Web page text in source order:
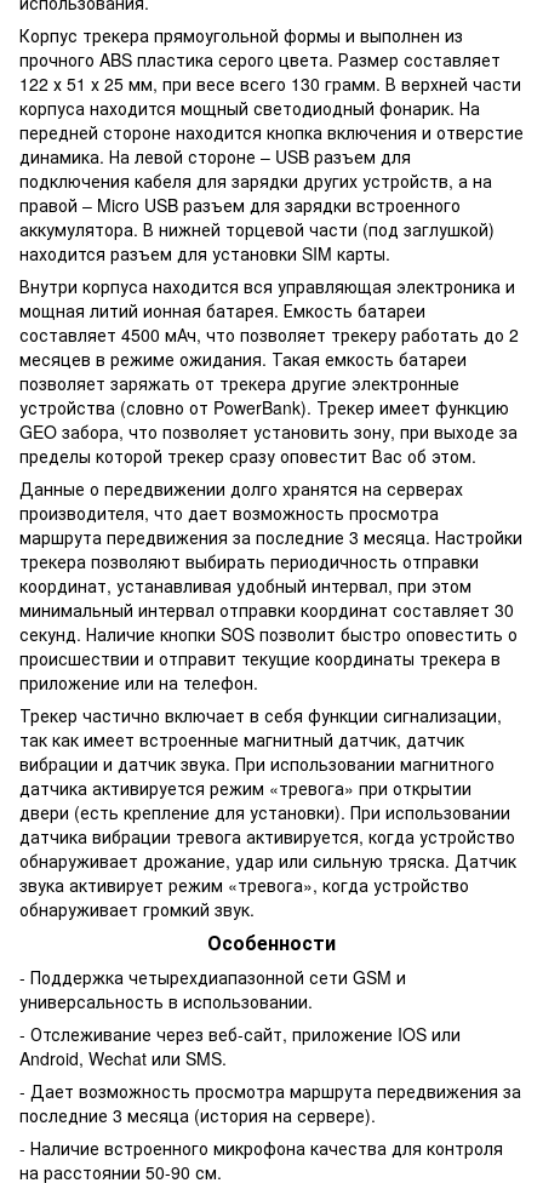
Корпус трекера прямоугольной формы и выполнен из
прочного ABS пластика серого цвета. Размер составляет
122 х 51 х 25 мм, при весе всего 130 грамм. В верхней части
корпуса находится мощный светодиодный фонарик. На
передней стороне находится кнопка включения и отверстие
динамика. На левой стороне – USB разъем для
подключения кабеля для зарядки других устройств, а на
правой – Micro USB разъем для зарядки встроенного
аккумулятора. В нижней торцевой части (под заглушкой)
находится разъем для установки SIM карты.
Внутри корпуса находится вся управляющая электроника и
мощная литий ионная батарея. Емкость батареи
составляет 4500 мАч, что позволяет трекеру работать до 2
месяцев в режиме ожидания. Такая емкость батареи
позволяет заряжать от трекера другие электронные
устройства (словно от PowerBank). Трекер имеет функцию
GEO забора, что позволяет установить зону, при выходе за
пределы которой трекер сразу оповестит Вас об этом.
Данные о передвижении долго хранятся на серверах
производителя, что дает возможность просмотра
маршрута передвижения за последние 3 месяца. Настройки
трекера позволяют выбирать периодичность отправки
координат, устанавливая удобный интервал, при этом
минимальный интервал отправки координат составляет 30
секунд. Наличие кнопки SОS позволит быстро оповестить о
происшествии и отправит текущие координаты трекера в
приложение или на телефон.
Трекер частично включает в себя функции сигнализации,
так как имеет встроенные магнитный датчик, датчик
вибрации и датчик звука. При использовании магнитного
датчика активируется режим «тревога» при открытии
двери (есть крепление для установки). При использовании
датчика вибрации тревога активируется, когда устройство
обнаруживает дрожание, удар или сильную тряска. Датчик
звука активирует режим «тревога», когда устройство
обнаруживает громкий звук.
Особенности
- Поддержка четырехдиапазонной сети GSM и
универсальность в использовании.
- Отслеживание через веб-сайт, приложение IOS или
Android, Wechat или SMS.
- Дает возможность просмотра маршрута передвижения за
последние 3 месяца (история на сервере).
- Наличие встроенного микрофона качества для контроля
на расстоянии 50-90 см.